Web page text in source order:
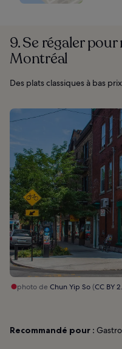
9. Se régaler
Montréal
Des plats classiques à bas
photo de Chun Yip So(CC BY
Recommandé pour :